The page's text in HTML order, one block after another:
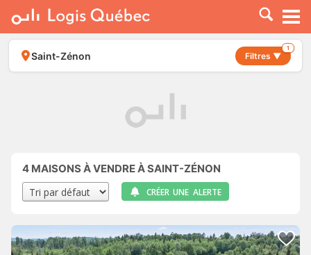
À LOUER
À VENDRE
PLACER UNE ANNONCE
Saint-Zénon Filtres ▼
1
4 MAISONS À VENDRE À SAINT-ZÉNON
CRÉER UNE ALERTE